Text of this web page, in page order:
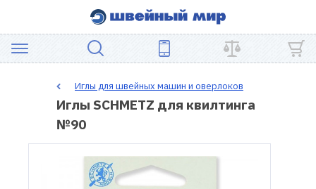
ШВЕЙНОЕ
ОБОРУДОВАНИЕ
Иглы для швейных машин и оверлоков
Иглы SCHMETZ для квилтинга
№90